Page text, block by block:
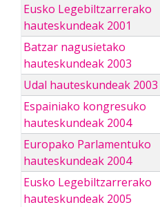
Eusko Legebiltzarrerako
hauteskundeak 2001
Batzar nagusietako
hauteskundeak 2003
Udal hauteskundeak 2003
Espainiako kongresuko
hauteskundeak 2004
Europako Parlamentuko
hauteskundeak 2004
Eusko Legebiltzarrerako
hauteskundeak 2005